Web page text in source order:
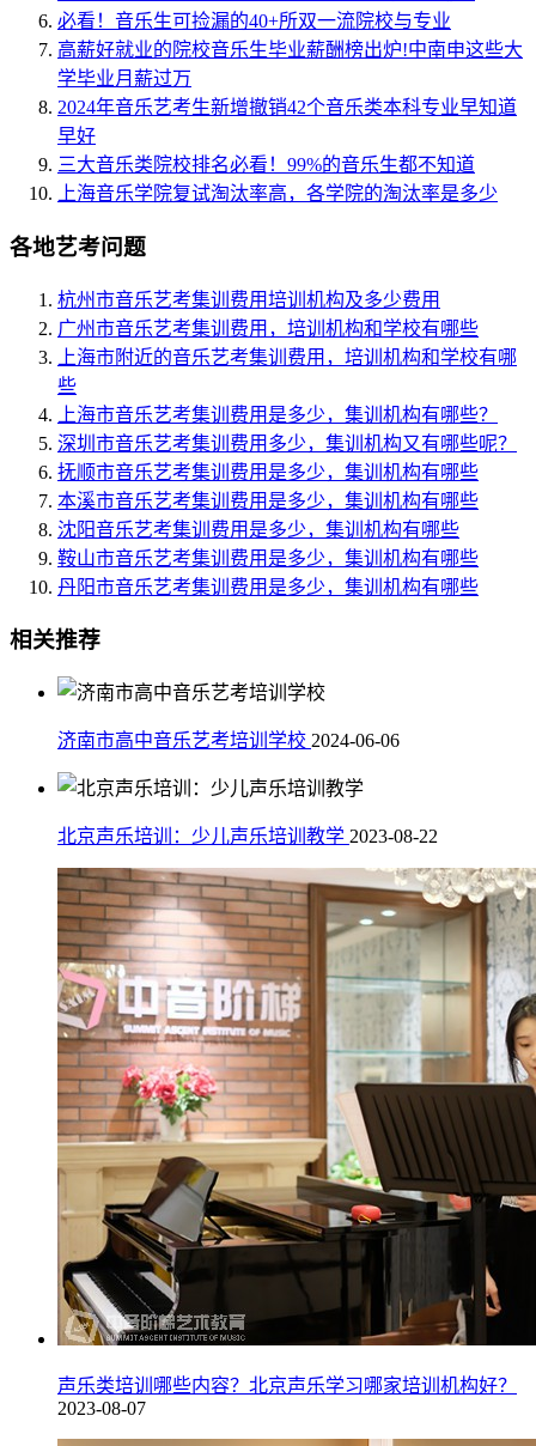
必看！音乐生可捡漏的40+所双一流院校与专业
高薪好就业的院校音乐生毕业薪酬榜出炉!中南申这些大
学毕业月薪过万
2024年音乐艺考生新增撤销42个音乐类本科专业早知道
早好
三大音乐类院校排名必看！99%的音乐生都不知道
上海音乐学院复试淘汰率高，各学院的淘汰率是多少
各地艺考问题
杭州市音乐艺考集训费用培训机构及多少费用
广州市音乐艺考集训费用，培训机构和学校有哪些
上海市附近的音乐艺考集训费用，培训机构和学校有哪
些
上海市音乐艺考集训费用是多少，集训机构有哪些？
深圳市音乐艺考集训费用多少，集训机构又有哪些呢？
抚顺市音乐艺考集训费用是多少，集训机构有哪些
本溪市音乐艺考集训费用是多少，集训机构有哪些
沈阳音乐艺考集训费用是多少，集训机构有哪些
鞍山市音乐艺考集训费用是多少，集训机构有哪些
丹阳市音乐艺考集训费用是多少，集训机构有哪些
相关推荐
济南市高中音乐艺考培训学校 2024-06-06
北京声乐培训：少儿声乐培训教学 2023-08-22
声乐类培训哪些内容？北京声乐学习哪家培训机构好？
2023-08-07